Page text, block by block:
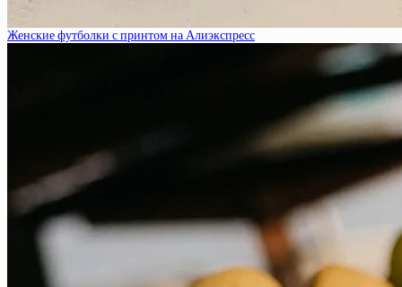
Женские футболки с принтом на Алиэкспресс